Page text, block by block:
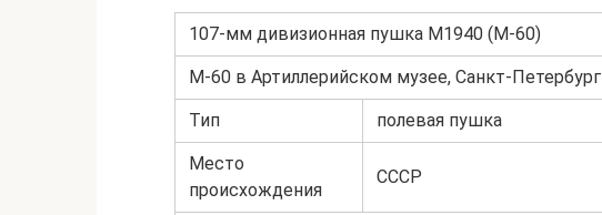
107-мм дивизионная пушка M1940 (М-60)
М-60 в Артиллерийском музее, Санкт-Петербург
Тип полевая пушка
Место
происхождения
СССР